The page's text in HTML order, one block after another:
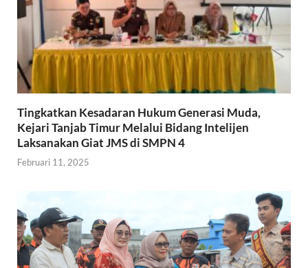
Tingkatkan Kesadaran Hukum Generasi Muda,
Kejari Tanjab Timur Melalui Bidang Intelijen
Laksanakan Giat JMS di SMPN 4
Februari 11, 2025